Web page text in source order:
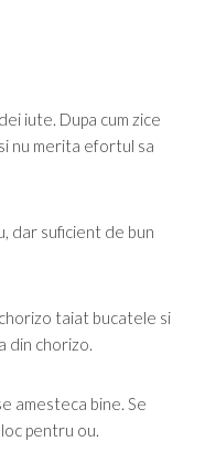
iute. Dupa cum zice
nu merita efortul sa
dar suficient de bun
taiat bucatele si
din chorizo.
amesteca bine. Se
pentru ou.